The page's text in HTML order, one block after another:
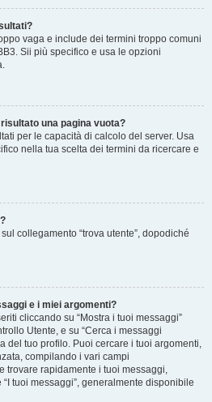
vaga e include dei termini troppo comuni
Sii più specifico e usa le opzioni
una pagina vuota?
per le capacità di calcolo del server. Usa
nella tua scelta dei termini da ricercare e
collegamento “trova utente”, dopodiché
e i miei argomenti?
cliccando su “Mostra i tuoi messaggi”
Utente, e su “Cerca i messaggi
del tuo profilo. Puoi cercare i tuoi argomenti,
compilando i vari campi
trovare rapidamente i tuoi messaggi,
tuoi messaggi”, generalmente disponibile